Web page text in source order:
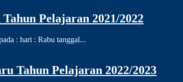
Pelajaran 2021/2022
: hari : Rabu tanggal...
Tahun Pelajaran 2022/2023